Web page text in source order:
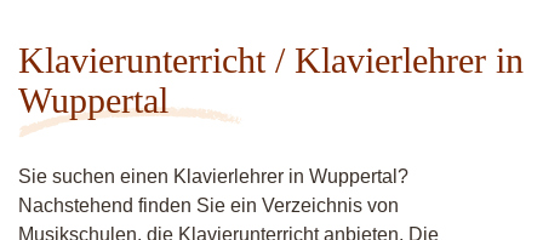
Klavierunterricht / Klavierlehrer in
Wuppertal
Sie suchen einen Klavierlehrer in Wuppertal?
Nachstehend finden Sie ein Verzeichnis von
Musikschulen, die Klavierunterricht anbieten. Die